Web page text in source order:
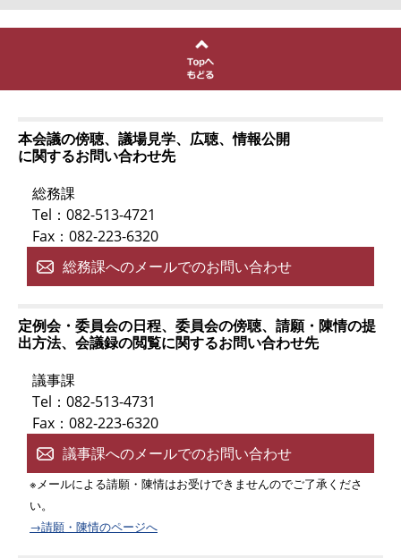
本会議の傍聴、議場見学、広聴、情報公開
に関するお問い合わせ先
総務課
Tel：082-513-4721
Fax：082-223-6320
総務課へのメールでのお問い合わせ
定例会・委員会の日程、委員会の傍聴、請願・陳情の提
出方法、会議録の閲覧に関するお問い合わせ先
議事課
Tel：082-513-4731
Fax：082-223-6320
議事課へのメールでのお問い合わせ
※メールによる請願・陳情はお受けできませんのでご了承くださ
い。
→請願・陳情のページへ